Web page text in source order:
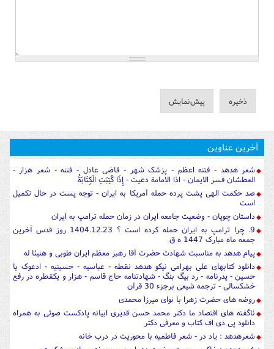
آخرین عناوین
شعر هدهد - فتنه اعظم - پزشک شهر - قاضی عادل - فتنه - شعر هزار -
العطشان فسر الایمان - اذا الامامة دعیت - إِذَا كُتِبَتِ الْكِتَابَةُ
صد حکمت الهی پشت پرده حمله آمریکا به ایران - توجه پست در حال تکمیل
است
داستان چوپان - وضعیت جامعه ایران در زمان حمله ترامپ به ایران
9. چرا ترامپ به ایران حمله کرده است ؟ 1404.12.23 روز قدس آخرین
جمعه ماه مبارک 1447 ه ق
پیام هدهد به مناسبت شهادت حضرت آقا رهبر معظم ایران طوبی و هنیئا له
دانلود کتابهای علی بهرامی نیکو هدهد نقطه - عباسیه - حسینیه - ادعوک یا
حسین - پدرنامه - رد بیگ بنگ - شهادتنامه حاج قاسم - هزار و یکقطره در رفع
خشکسالی - ترجمه شیعی برجزء 30 قرآن
روضه های حضرت زهرا با نوای میرزا محمدی
ناگفته های اقتصاد ما دکتر محمد حسن قدیری ابیانه پادکست صوتی به همراه
دانلود پی دی اف کتاب و معرفی دکتر
شعرهدهد : یاد در - شعر فاطمیه با محوریت در درب خانه